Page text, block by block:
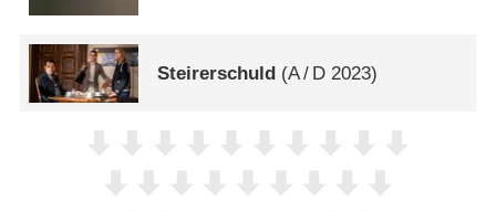
Steirerschuld (A/ D 2023)